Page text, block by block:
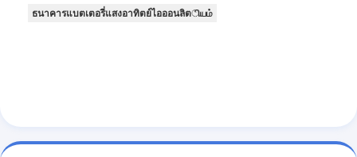
ธนาคารแบตเตอรี่แสงอาทิตย์ไอออนลิตியம்